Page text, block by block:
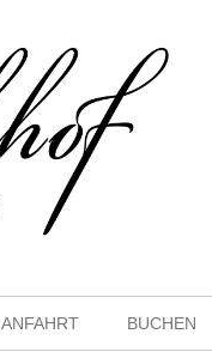
ANFAHRT BUCHEN